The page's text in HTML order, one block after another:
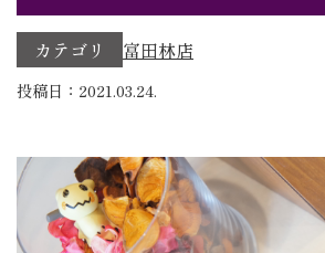
カテゴリ 富田林店
投稿日：2021.03.24.